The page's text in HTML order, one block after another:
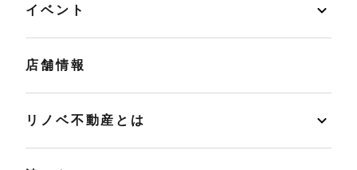
イベント
店舗情報
リノベ不動産とは